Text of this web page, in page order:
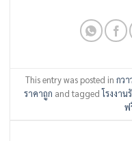
This entry was posted in กว
ราคาถูก and taggedโรงงา
ฟ